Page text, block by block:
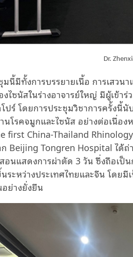
Dr.
มนี้มีทั้งการบรรยายเนื้อ การเสว
ไซนัสในร่างอาจารย์ใหญ่ มีผู้เข้า
ปร์ โดยการประชุมวิชาการครั้งนี้
นโรคจมูกและไซนัส อย่างต่อเนื่อ
first China-Thailand
Beijing Tongren Hospital ได้
อนแสดงการผ่าตัด 3 วัน ซึ่งถือเป็
ะหว่างประเทศไทยและจีน โดย
ย่างยั่งยืน